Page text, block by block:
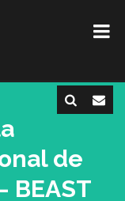
de
BEAST